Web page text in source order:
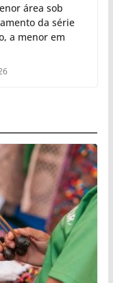
área sob
da série
a menor em